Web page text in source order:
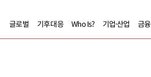
글로벌 기후대응 Who Is? 기업·산업 금융